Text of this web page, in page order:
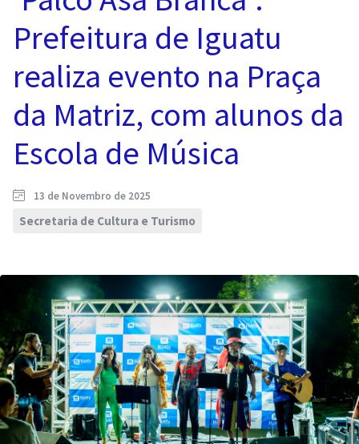
Prefeitura de Iguatu
realiza evento na Praça
da Matriz, com alunos da
Escola de Música
13 de Novembro de 2025
Secretaria de Cultura e Turismo